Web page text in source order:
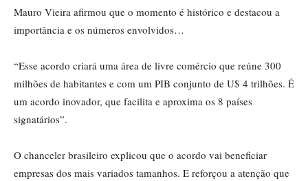
Mauro Vieira afirmou que o momento é histórico e destacou a
importância e os números envolvidos…
“Esse acordo criará uma área de livre comércio que reúne 300
milhões de habitantes e com um PIB conjunto de U$ 4 trilhões. É
um acordo inovador, que facilita e aproxima os 8 países
signatários”.
O chanceler brasileiro explicou que o acordo vai beneficiar
empresas dos mais variados tamanhos. E reforçou a atenção que